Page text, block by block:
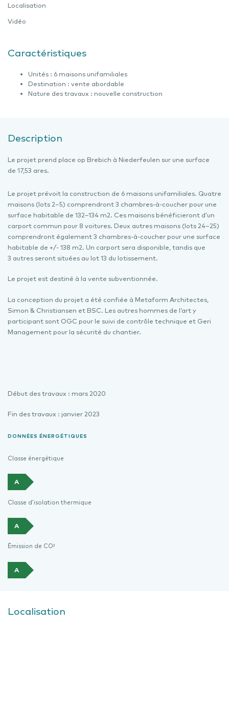
Localisation
Vidéo
Caractéristiques
Unités : 6 maisons unifamiliales
Destination : vente abordable
Nature des travaux : nouvelle construction
Description
Le projet prend place op Brebich à Niederfeulen sur une surface
de 17,53 ares.
Le projet prévoit la construction de 6 maisons unifamiliales. Quatre
maisons (lots 2–5) comprendront 3 chambres-à-coucher pour une
surface habitable de 132–134 m2. Ces maisons bénéficieront d’un
carport commun pour 8 voitures. Deux autres maisons (lots 24–25)
comprendront également 3 chambres-à-coucher pour une surface
habitable de +/- 138 m2. Un carport sera disponible, tandis que
3 autres seront situées au lot 13 du lotissement.
Le projet est destiné à la vente subventionnée.
La conception du projet a été confiée à Metaform Architectes,
Simon & Christiansen et BSC. Les autres hommes de l’art y
participant sont OGC pour le suivi de contrôle technique et Geri
Management pour la sécurité du chantier.
Début des travaux : mars 2020
Fin des travaux : janvier 2023
DONNÉES ÉNERGÉTIQUES
Classe énergétique
A
Classe d’isolation thermique
A
Émission de CO²
A
Localisation